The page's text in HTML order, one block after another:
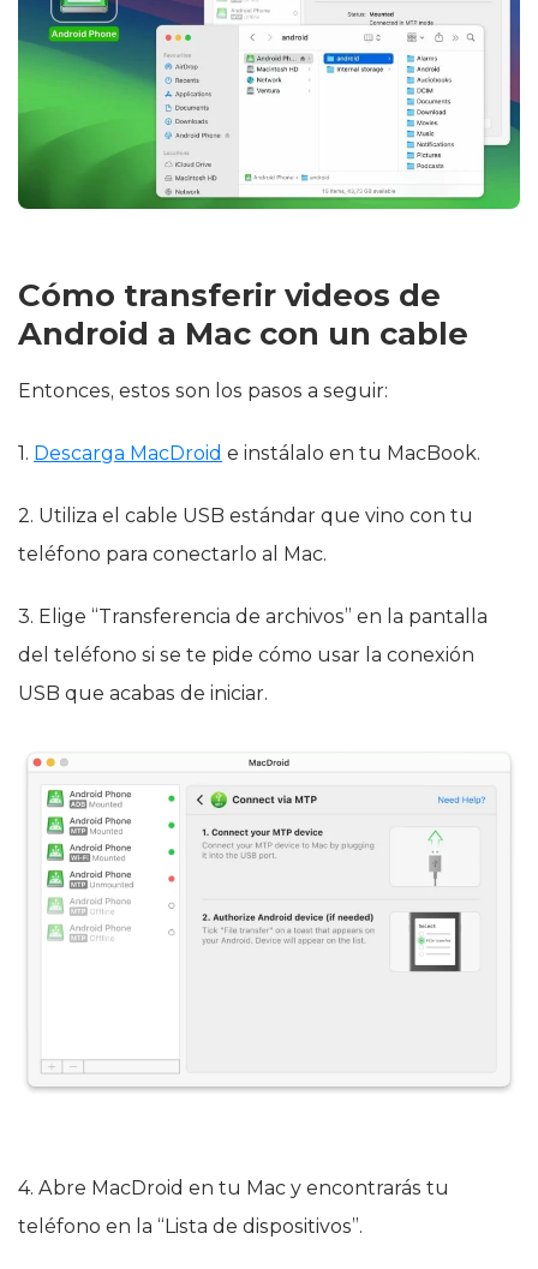
Cómo transferir videos de
Android a Mac con un cable
Entonces, estos son los pasos a seguir:
1. Descarga MacDroid e instálalo en tu MacBook.
2. Utiliza el cable USB estándar que vino con tu
teléfono para conectarlo al Mac.
3. Elige “Transferencia de archivos” en la pantalla
del teléfono si se te pide cómo usar la conexión
USB que acabas de iniciar.
4. Abre MacDroid en tu Mac y encontrarás tu
teléfono en la “Lista de dispositivos”.